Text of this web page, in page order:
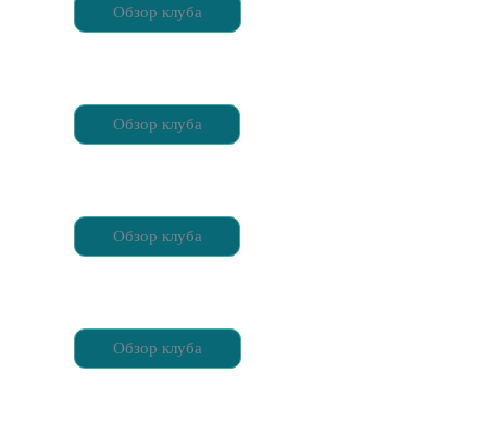
Обзор клуба
Обзор клуба
Обзор клуба
Обзор клуба